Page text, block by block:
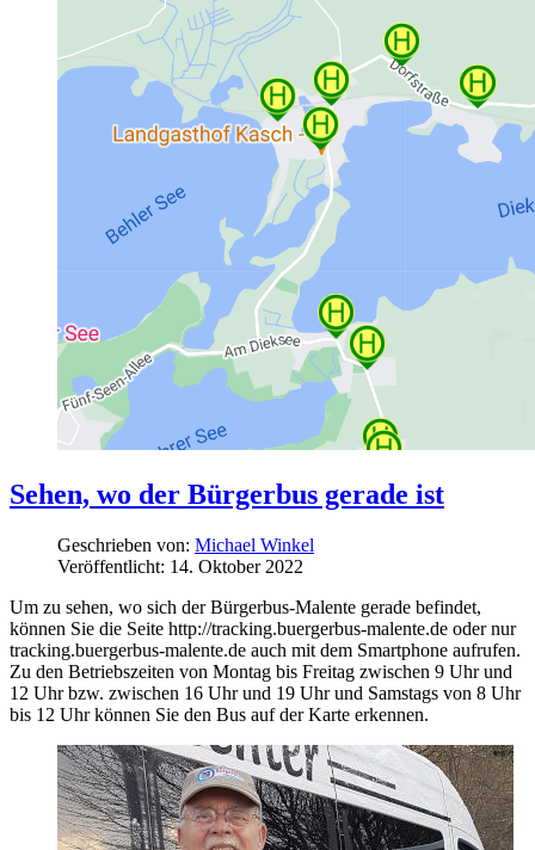
Sehen, wo der Bürgerbus gerade ist
Geschrieben von: Michael Winkel
Veröffentlicht: 14. Oktober 2022
Um zu sehen, wo sich der Bürgerbus-Malente gerade befindet,
können Sie die Seite http://tracking.buergerbus-malente.de oder nur
tracking.buergerbus-malente.de auch mit dem Smartphone aufrufen.
Zu den Betriebszeiten von Montag bis Freitag zwischen 9 Uhr und
12 Uhr bzw. zwischen 16 Uhr und 19 Uhr und Samstags von 8 Uhr
bis 12 Uhr können Sie den Bus auf der Karte erkennen.